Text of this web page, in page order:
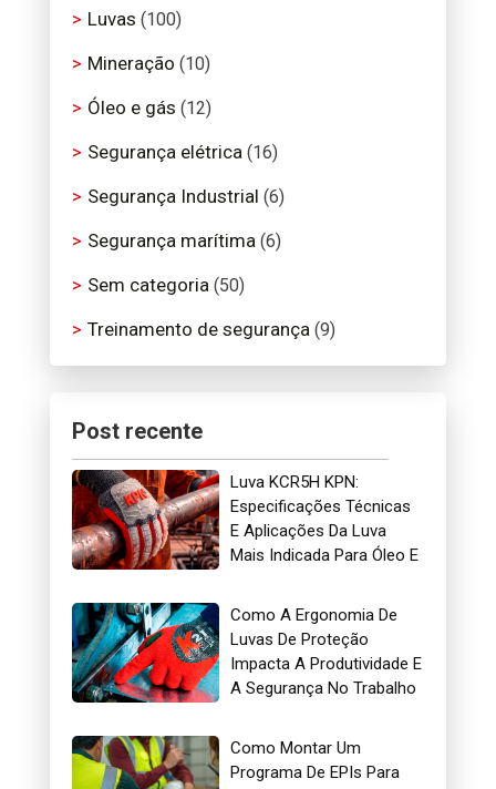
Luvas (100)
Mineração (10)
Óleo e gás (12)
Segurança elétrica (16)
Segurança Industrial (6)
Segurança marítima (6)
Sem categoria (50)
Treinamento de segurança (9)
Post recente
Luva KCR5H KPN:
Especificações Técnicas
E Aplicações Da Luva
Mais Indicada Para Óleo E
Como A Ergonomia De
Luvas De Proteção
Impacta A Produtividade E
A Segurança No Trabalho
Como Montar Um
Programa De EPIs Para